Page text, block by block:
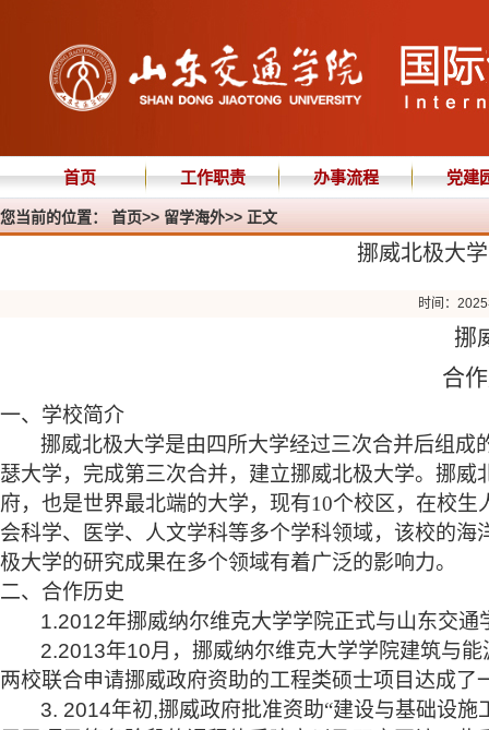
首页 工作职责 办事流程 党建
您当前的位置： 首页>> 留学海外>> 正文
挪威北极大
时间：
挪
合
一、学校简介
挪威北极大学是由四所大学经过三次合并后组成
瑟大学，完成第三次合并，建立挪威北极大学。挪威
府，也是世界最北端的大学，现有10个校区，在校生
会科学、医学、人文学科等多个学科领域，该校的
极大学的研究成果在多个领域有着广泛的影响力。
二、合作历史
1.2012年挪威纳尔维克大学学院正式与山东交
2.2013年10月，挪威纳尔维克大学学院建筑与
两校联合申请挪威政府资助的工程类硕士项目达成了
3. 2014年初,挪威政府批准资助“建设与基础设施